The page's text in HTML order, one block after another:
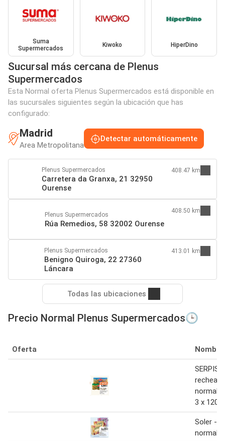
Suma
Supermercados
Kiwoko HiperDino
Sucursal más cercana de Plenus
Supermercados
Esta Normal oferta Plenus Supermercados está disponible en
las sucursales siguientes según la ubicación que has
configurado:
Madrid
Area Metropolitana
Detectar automáticamente
Plenus Supermercados
Carretera da Granxa, 21 32950
Ourense
408.47 km
Plenus Supermercados
Rúa Remedios, 58 32002 Ourense
408.50 km
Plenus Supermercados
Benigno Quiroga, 22 27360
Láncara
413.01 km
Todas las ubicaciones
Precio Normal Plenus Supermercados🕒
Oferta Nombre
SERPIS
recheas
normal/
3 x 120 g
Soler -
normal/